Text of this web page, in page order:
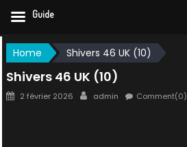
Skip
to
content
Home Shivers 46 UK (10)
Shivers 46 UK (10)
Posted
2 février 2026 Author
admin Comment(0)
Guide